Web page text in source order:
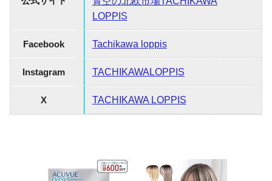
LOPPIS
Facebook Tachikawa loppis
Instagram TACHIKAWALOPPIS
X TACHIKAWA LOPPIS